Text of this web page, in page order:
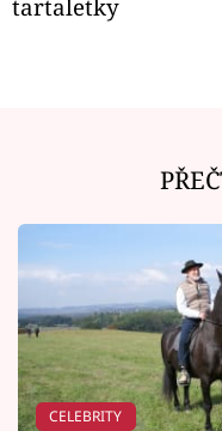
tartaletky
CELEBRITY